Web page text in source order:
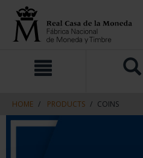
navigation
HOME PRODUCTS COINS